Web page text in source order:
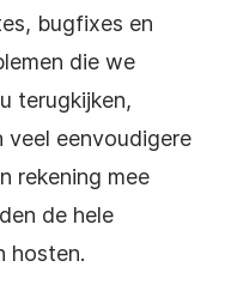
bugfixes en
die we
terugkijken,
veel eenvoudigere
rekening mee
de hele
hosten.